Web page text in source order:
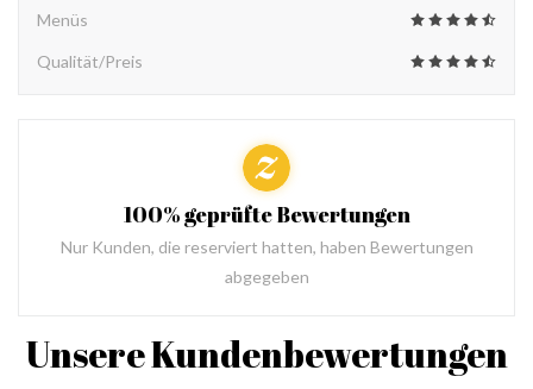
Unsere Kundenbewertungen
Menüs
Qualität/Preis
100% geprüfte Bewertungen
Nur Kunden, die reserviert hatten, haben Bewertungen
abgegeben